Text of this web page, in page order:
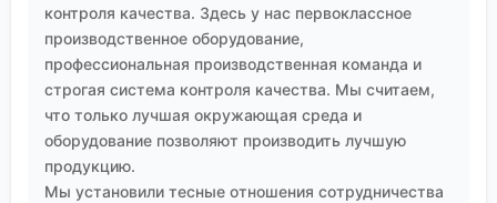
контроля качества. Здесь у нас первоклассное
производственное оборудование,
профессиональная производственная команда и
строгая система контроля качества. Мы считаем,
что только лучшая окружающая среда и
оборудование позволяют производить лучшую
продукцию.
Мы установили тесные отношения сотрудничества